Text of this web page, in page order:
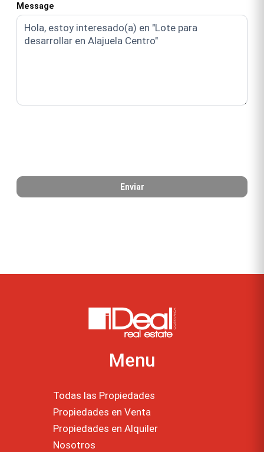
Message
Menu
Todas las Propiedades
Propiedades en Venta
Propiedades en Alquiler
Nosotros